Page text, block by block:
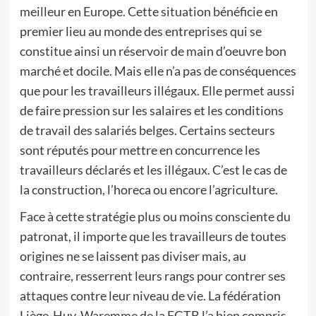
meilleur en Europe. Cette situation bénéficie en
premier lieu au monde des entreprises qui se
constitue ainsi un réservoir de main d’oeuvre bon
marché et docile. Mais elle n’a pas de conséquences
que pour les travailleurs illégaux. Elle permet aussi
de faire pression sur les salaires et les conditions
de travail des salariés belges. Certains secteurs
sont réputés pour mettre en concurrence les
travailleurs déclarés et les illégaux. C’est le cas de
la construction, l’horeca ou encore l’agriculture.
Face à cette stratégie plus ou moins consciente du
patronat, il importe que les travailleurs de toutes
origines ne se laissent pas diviser mais, au
contraire, resserrent leurs rangs pour contrer ses
attaques contre leur niveau de vie. La fédération